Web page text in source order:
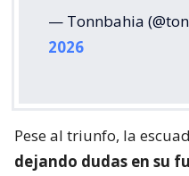
— Tonnbahia
2026
Pese al triunfo, la
dejando dudas en su